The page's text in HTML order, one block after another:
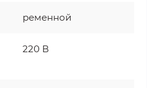
ременной
220 В